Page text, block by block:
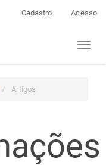
Cadastro Acesso
Toggle
Artigos